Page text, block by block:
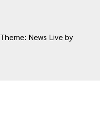
Theme: News Live by